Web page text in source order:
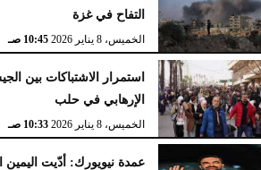
التفاح في غزة
الخميس، 8 يناير 2026 10:45 صـ
استمرار الاشتباكات بين
الإرهابي في حلب
الخميس، 8 يناير 2026 10:33 صـ
عمدة نيويورك: أدّيت